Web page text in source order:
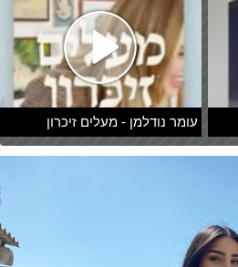
עומר נודלמן - מעלים זיכרון